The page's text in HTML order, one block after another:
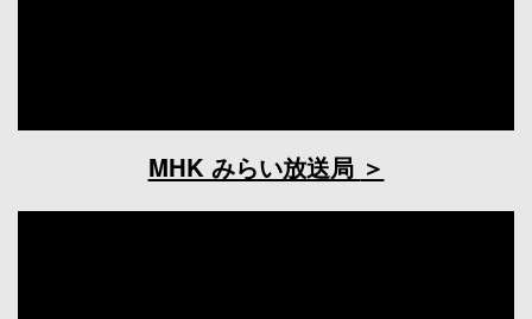
MHK みらい放送局